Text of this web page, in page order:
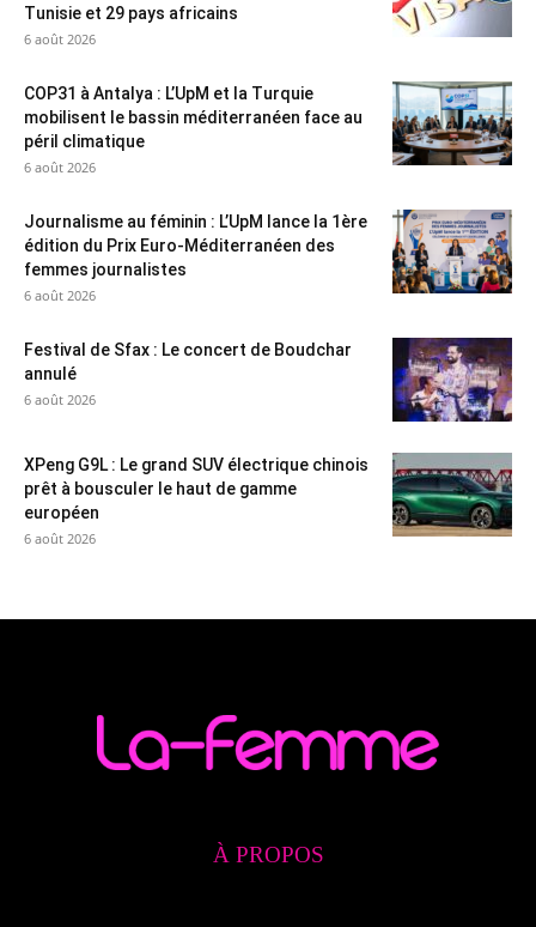
Tunisie et 29 pays africains
6 août 2026
COP31 à Antalya : L’UpM et la Turquie
mobilisent le bassin méditerranéen face au
péril climatique
6 août 2026
Journalisme au féminin : L’UpM lance la 1ère
édition du Prix Euro-Méditerranéen des
femmes journalistes
6 août 2026
Festival de Sfax : Le concert de Boudchar
annulé
6 août 2026
XPeng G9L : Le grand SUV électrique chinois
prêt à bousculer le haut de gamme
européen
6 août 2026
À PROPOS